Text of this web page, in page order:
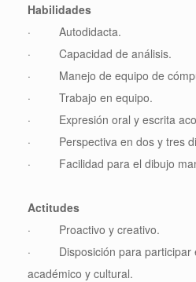
Habilidades
· Autodidacta.
· Capacidad de análisis.
· Manejo de equipo de
· Trabajo en equipo.
· Expresión oral y escrita
· Perspectiva en dos y tres
· Facilidad para el dibujo
Actitudes
· Proactivo y creativo.
· Disposición para participar
académico y cultural.